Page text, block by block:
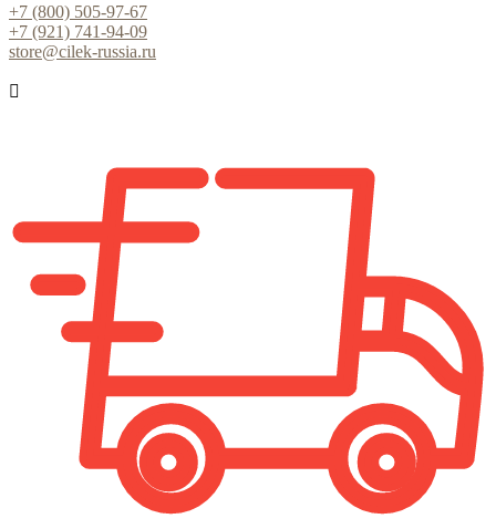
+7 (800) 505-97-67
+7 (921) 741-94-09
store@cilek-russia.ru